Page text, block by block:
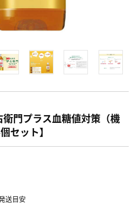
門プラス血糖値対策（機
セット】
送目安